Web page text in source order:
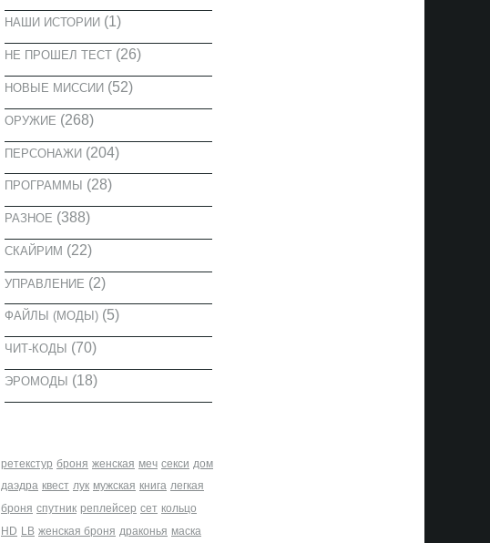
НАШИ ИСТОРИИ(1)
НЕ ПРОШЕЛ ТЕСТ(26)
НОВЫЕ МИССИИ(52)
ОРУЖИЕ (268)
ПЕРСОНАЖИ(204)
ПРОГРАММЫ (28)
РАЗНОЕ (388)
СКАЙРИМ (22)
УПРАВЛЕНИЕ (2)
ФАЙЛЫ (МОДЫ)(5)
ЧИТ-КОДЫ (70)
ЭРОМОДЫ (18)
ретекстур броня женская меч секси дом
даэдра квест лук мужская книга легкая
броня спутник реплейсер сет кольцо
HD LB женская броня драконья маска